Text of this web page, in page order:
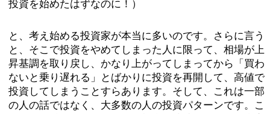
投資を始めたはずなのに！）
と、考え始める投資家が本当に多いのです。さらに言う
と、そこで投資をやめてしまった人に限って、相場が上
昇基調を取り戻し、かなり上がってしまってから「買わ
ないと乗り遅れる」とばかりに投資を再開して、高値で
投資してしまうことすらあります。そして、これは一部
の人の話ではなく、大多数の人の投資パターンです。こ